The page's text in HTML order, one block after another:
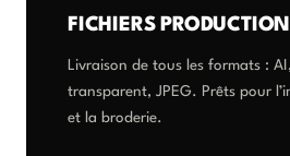
FICHIERS PRODUCTION
Livraison de tous les formats :
transparent, JPEG. Prêts pour
et la broderie.